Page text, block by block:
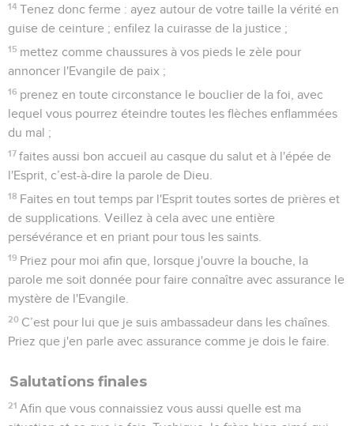
14 Tenez donc ferme : ayez autour de votre taille la vérité en
guise de ceinture ; enfilez la cuirasse de la justice ;
15 mettez comme chaussures à vos pieds le zèle pour
annoncer l'Evangile de paix ;
16 prenez en toute circonstance le bouclier de la foi, avec
lequel vous pourrez éteindre toutes les flèches enflammées
du mal ;
17 faites aussi bon accueil au casque du salut et à l'épée de
l'Esprit, c’est-à-dire la parole de Dieu.
18 Faites en tout temps par l'Esprit toutes sortes de prières et
de supplications. Veillez à cela avec une entière
persévérance et en priant pour tous les saints.
19 Priez pour moi afin que, lorsque j'ouvre la bouche, la
parole me soit donnée pour faire connaître avec assurance le
mystère de l'Evangile.
20 C’est pour lui que je suis ambassadeur dans les chaînes.
Priez que j'en parle avec assurance comme je dois le faire.
Salutations finales
21 Afin que vous connaissiez vous aussi quelle est ma